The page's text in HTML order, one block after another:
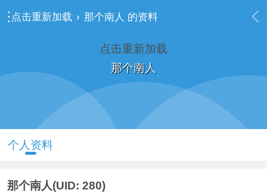
点击重新加载 › 那个南人 的资料
点击重新加载
那个南人
个人资料
那个南人(UID: 280)